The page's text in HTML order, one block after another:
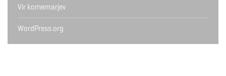
Vir komentarjev
WordPress.org